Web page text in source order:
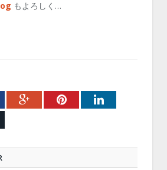
もよろしく…
Google+PinterestLinkedIn